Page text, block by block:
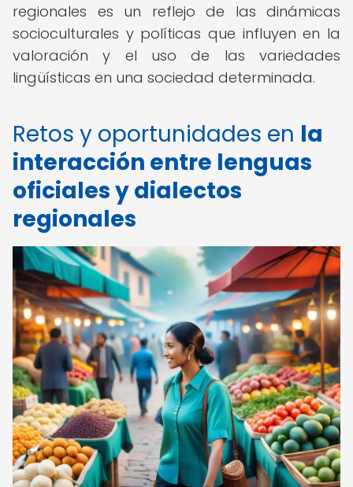
regionales es un reflejo de las dinámicas
socioculturales y políticas que influyen en la
valoración y el uso de las variedades
lingüísticas en una sociedad determinada.
Retos y oportunidades en la
interacción entre lenguas
oficiales y dialectos
regionales